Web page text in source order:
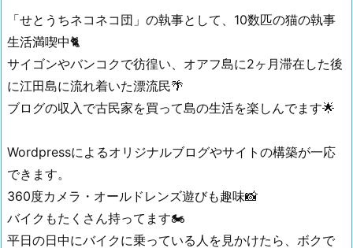
「せとうちネコネコ団」の執事として、10数匹の猫の執事
生活満喫中🐈
サイゴンやバンコクで彷徨い、オアフ島に2ヶ月滞在した後
に江田島に流れ着いた漂流民🌴
ブログの収入で古民家を買って島の生活を楽しんでます🌟
Wordpressによるオリジナルブログやサイトの構築が一応
できます。
360度カメラ・オールドレンズ遊びも趣味📸
バイクもたくさん持ってます🏍
平日の日中にバイクに乗っている人を見かけたら、ボクで